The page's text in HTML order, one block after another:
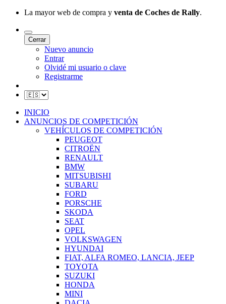
La mayor web de compra y venta de Coches de Rally.
Cerrar
Nuevo anuncio
Entrar
Olvidé mi usuario o clave
Registrarme
INICIO
ANUNCIOS DE COMPETICIÓN
VEHÍCULOS DE COMPETICIÓN
PEUGEOT
CITROËN
RENAULT
BMW
MITSUBISHI
SUBARU
FORD
PORSCHE
SKODA
SEAT
OPEL
VOLKSWAGEN
HYUNDAI
FIAT, ALFA ROMEO, LANCIA, JEEP
TOYOTA
SUZUKI
HONDA
MINI